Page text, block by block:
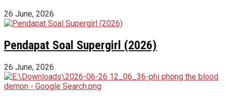
26 June, 2026
Pendapat Soal Supergirl (2026)
26 June, 2026